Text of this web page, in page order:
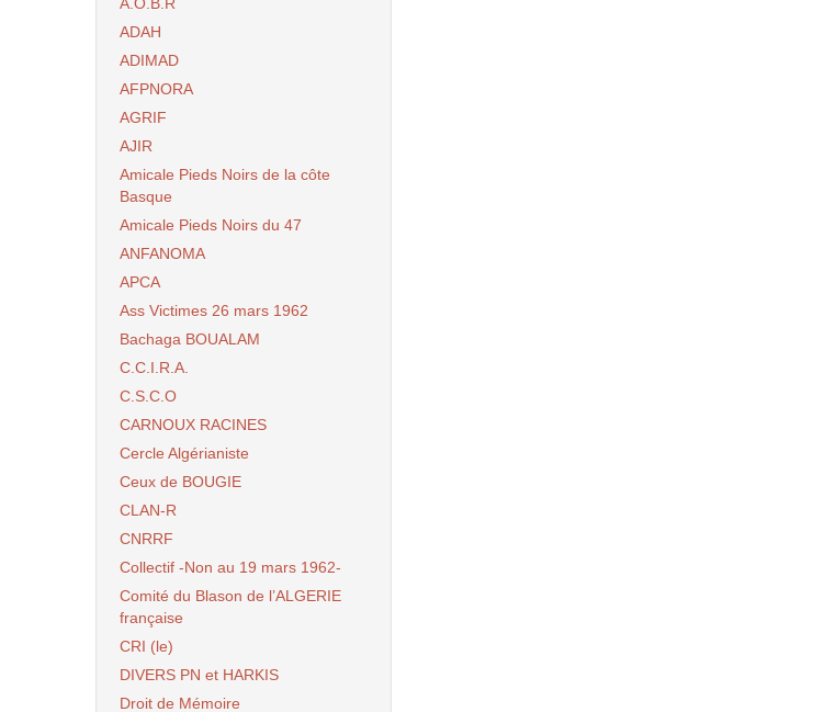
ADAH
ADIMAD
AFPNORA
AGRIF
AJIR
Amicale Pieds Noirs de la côte
Basque
Amicale Pieds Noirs du 47
ANFANOMA
APCA
Ass Victimes 26 mars 1962
Bachaga BOUALAM
C.C.I.R.A.
C.S.C.O
CARNOUX RACINES
Cercle Algérianiste
Ceux de BOUGIE
CLAN-R
CNRRF
Collectif -Non au 19 mars 1962-
Comité du Blason de l’ALGERIE
française
CRI (le)
DIVERS PN et HARKIS
Droit de Mémoire